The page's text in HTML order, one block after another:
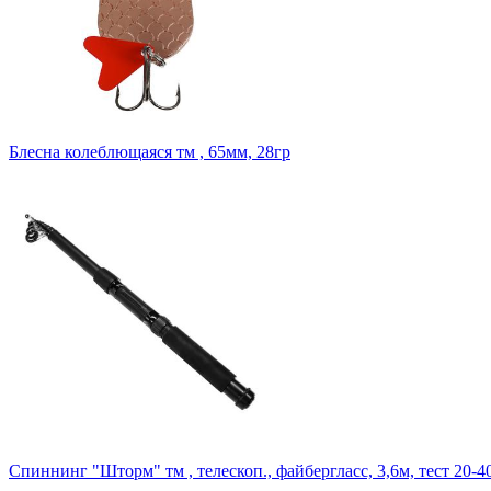
Блесна колеблющаяся тм , 65мм, 28гр
Спиннинг "Шторм" тм , телескоп., файбергласс, 3,6м, тест 20-